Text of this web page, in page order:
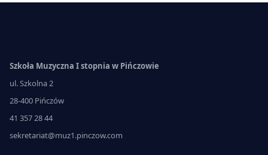
Szkoła Muzyczna I stopnia w Pińczowie
ul. Szkolna 2
28-400 Pińczów
41 357 28 44
sekretariat@muz1.pinczow.com